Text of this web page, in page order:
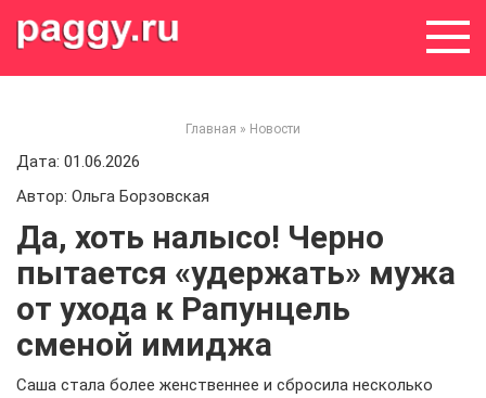
Главная » Новости
Дата: 01.06.2026
Автор: Ольга Борзовская
Да, хоть налысо! Черно
пытается «удержать» мужа
от ухода к Рапунцель
сменой имиджа
Саша стала более женственнее и сбросила несколько